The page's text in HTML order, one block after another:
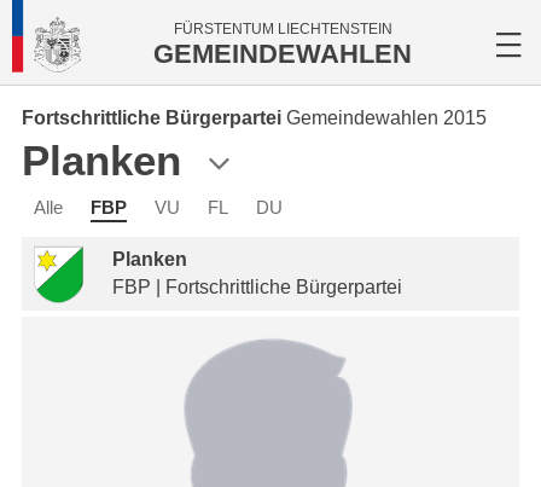
FÜRSTENTUM LIECHTENSTEIN
GEMEINDEWAHLEN
Fortschrittliche Bürgerpartei Gemeindewahlen 2015
Planken
Alle FBP VU FL DU
Planken
FBP | Fortschrittliche Bürgerpartei